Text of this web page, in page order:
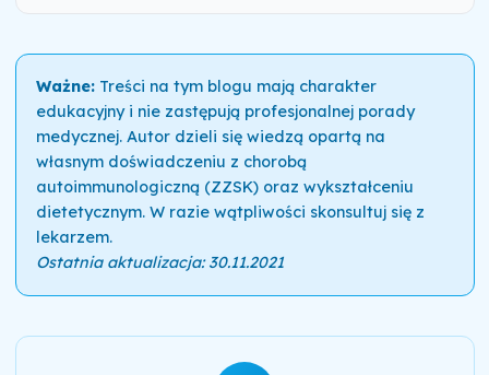
Ważne:Treści na tym blogu mają charakter
edukacyjny i nie zastępują profesjonalnej porady
medycznej. Autor dzieli się wiedzą opartą na
własnym doświadczeniu z chorobą
autoimmunologiczną (ZZSK) oraz wykształceniu
dietetycznym. W razie wątpliwości skonsultuj się z
lekarzem.
Ostatnia aktualizacja: 30.11.2021